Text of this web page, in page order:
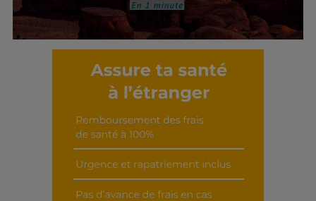
Découvrir cet interview